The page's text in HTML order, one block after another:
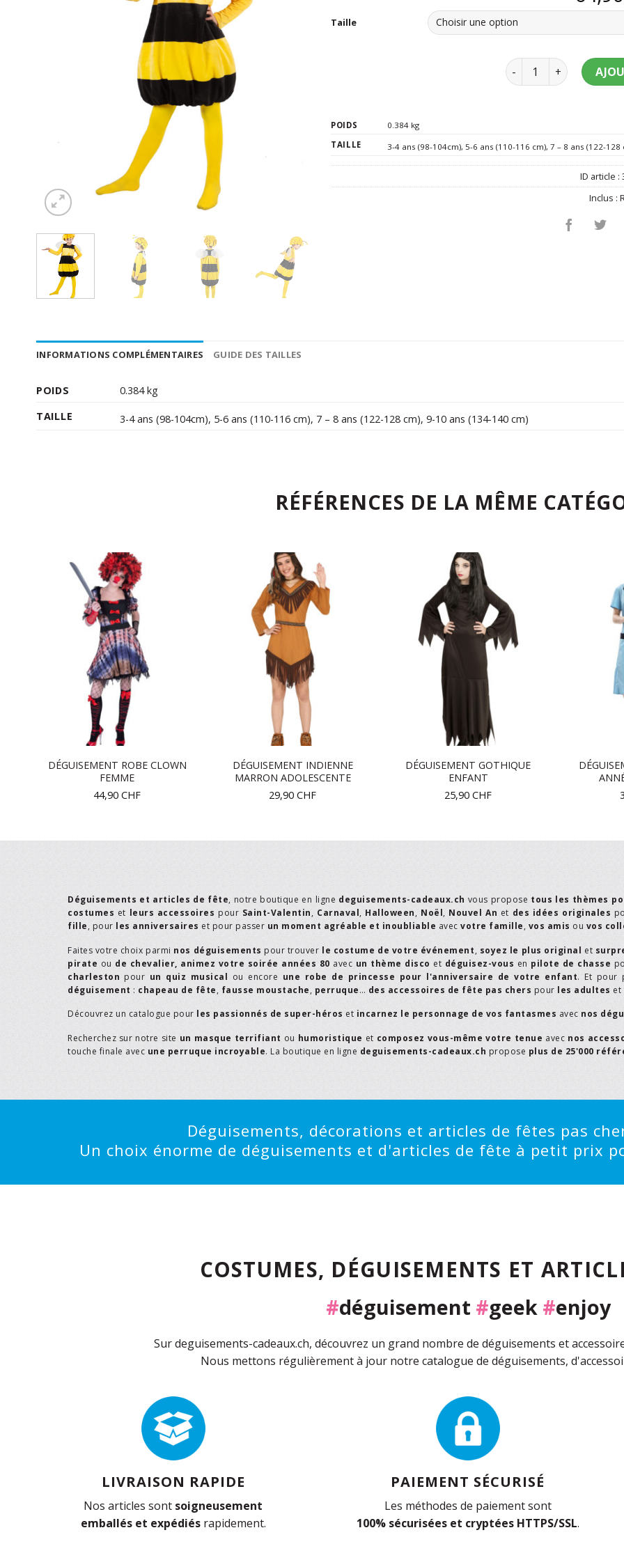
Taille
quantité de
POIDS
0.384 kg
TAILLE
3-4 ans (98-104cm), 5-6 ans (110-116 cm),7 – 8 ans (122-128
ID article :
Inclus :
INFORMATIONS COMPLÉMENTAIRES GUIDE DES TAILLES
POIDS
0.384 kg
TAILLE
3-4 ans (98-104cm), 5-6 ans (110-116 cm), 7 – 8 ans (122-128 cm),9-10 ans (134-140 cm)
RÉFÉRENCES DE LA MÊME
DÉGUISEMENT ROBE CLOWN
FEMME
44,90 CHF
DÉGUISEMENT INDIENNE
MARRON ADOLESCENTE
29,90 CHF
DÉGUISEMENT GOTHIQUE
ENFANT
25,90 CHF
Déguisements et articles de fête, notre boutique en ligne deguisements-cadeaux.ch vous propose tous les thèmes
costumes et leurs accessoires pour Saint-Valentin, Carnaval, Halloween, Noël, Nouvel An et des idées originales
fille, pour les anniversaires et pour passer un moment agréable et inoubliable avec votre famille, vos amis ou vos
Faites votre choix parmi nos déguisements pour trouver le costume de votre événement, soyez le plus original et
pirate ou de chevalier, animez votre soirée années 80 avec un thème disco et déguisez-vous en pilote de chasse
charleston pour un quiz musical ou encore une robe de princesse pour l'anniversaire de votre enfant. Et pour
déguisement : chapeau de fête, fausse moustache, perruque… des accessoires de fête pas chers pour les adultes et
Découvrez un catalogue pour les passionnés de super-héros et incarnez le personnage de vos fantasmes avec nos
Recherchez sur notre site un masque terrifiant ou humoristique et composez vous-même votre tenue avec nos
touche finale avec une perruque incroyable. La boutique en ligne deguisements-cadeaux.ch propose plus de 25'000
Déguisements, décorations et articles de fêtes pas
Un choix énorme de déguisements et d'articles de fête à petit prix
COSTUMES, DÉGUISEMENTS ET
#déguisement #geek #enjoy
Sur deguisements-cadeaux.ch, découvrez un grand nombre de déguisements et
Nous mettons régulièrement à jour notre catalogue de déguisements,
LIVRAISON RAPIDE
Nos articles sont soigneusement
emballés et expédiésrapidement.
PAIEMENT SÉCURISÉ
Les méthodes de paiement sont
100% sécurisées et cryptées HTTPS/SSL.